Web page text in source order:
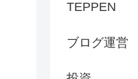
TEPPEN
ブログ運営